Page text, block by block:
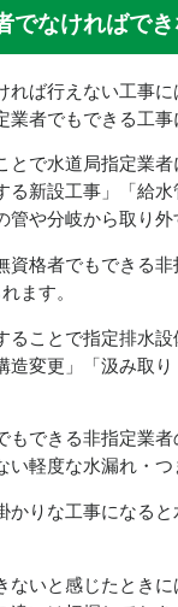
でなければで
れば行えない工事
業者でもできる工
とで水道局指定業
る新設工事」「給
管や分岐から取り
資格者でもできる
ます。
ることで指定排水
造変更」「汲み取
もできる非指定業
い軽度な水漏れ・つ
かりな工事になる
ないと感じたとき